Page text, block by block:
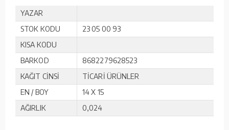
YAZAR
STOK KODU
23 05 00 93
KISA KODU
BARKOD
8682279628523
KAĞIT CİNSİ
TİCARİ ÜRÜNLER
EN / BOY
14 X 15
AĞIRLIK
0,024